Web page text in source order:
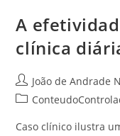
A
clínica
João de Andrade
Caso clínico ilustra